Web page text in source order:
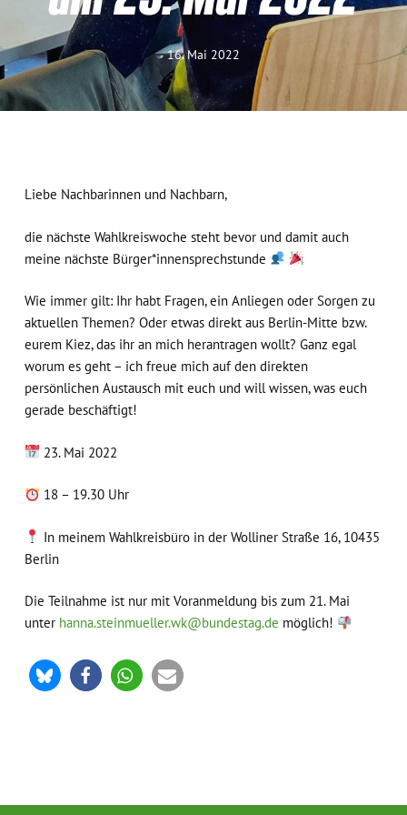
16. Mai 2022
Liebe Nachbarinnen und Nachbarn,
die nächste Wahlkreiswoche steht bevor und damit auch
meine nächste Bürger*innensprechstunde
Wie immer gilt: Ihr habt Fragen, ein Anliegen oder Sorgen zu
aktuellen Themen? Oder etwas direkt aus Berlin-Mitte bzw.
eurem Kiez, das ihr an mich herantragen wollt? Ganz egal
worum es geht – ich freue mich auf den direkten
persönlichen Austausch mit euch und will wissen, was euch
gerade beschäftigt!
23. Mai 2022
18 – 19.30 Uhr
In meinem Wahlkreisbüro in der Wolliner Straße 16, 10435
Berlin
Die Teilnahme ist nur mit Voranmeldung bis zum 21. Mai
unter hanna.steinmueller.wk@bundestag.de möglich!